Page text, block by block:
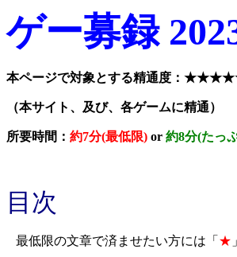
ゲー募録
本ページで対象とする精通度：
（本サイト、及び、各ゲームに精通）
所要時間： 約7分(最低限) or 約8分(たっ
目次
最低限の文章で済ませたい方には「 ★